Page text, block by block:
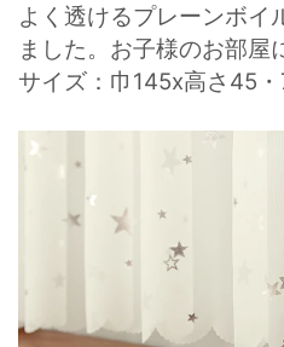
よく透けるプレーンボイ
ました。お子様のお部屋
サイズ：巾145x高さ45